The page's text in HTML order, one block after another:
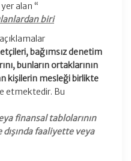
yer alan “
biri
bağımsız denetim
bunların ortaklarının
kişilerin mesleği birlikte
etmektedir. Bu
finansal tablolarının
faaliyette veya